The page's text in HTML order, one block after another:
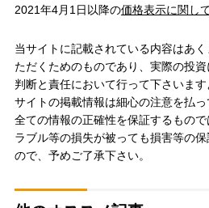
2021年4月1日以降の価格表示に関し
当サイトに記載されている内容はあ
ただくためのものであり、実際の投
判断と責任において行って下さいま
サイトの掲載情報は細心の注意を払
全ての情報の正確性を保証するもの
ラブル等の損失が被っても損害等の
ので、予めご了承下さい。